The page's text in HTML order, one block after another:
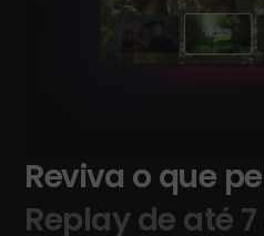
Reviva o que
Replay de até